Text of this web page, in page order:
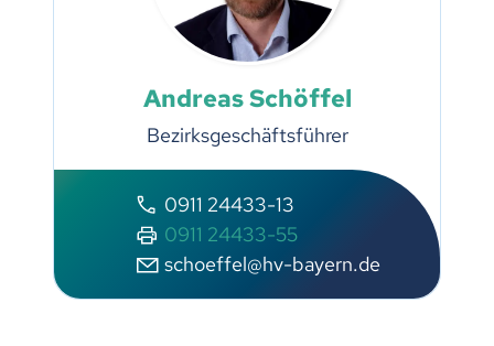
Andreas Schöffel
Bezirksgeschäftsführer
0911 24433-13
0911 24433-55
schoeffel@hv-bayern.de